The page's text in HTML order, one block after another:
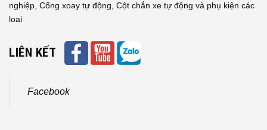
nghiệp, Cổng xoay tự động, Cột chắn xe tự động và phụ kiện các
loại
LIÊN KẾT
Facebook